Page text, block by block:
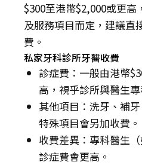
$300至港幣$2,000或更
及服務項目而定，建議直
費。
私家牙科診所牙醫收費
診症費：一般由港幣
高，視乎診所與醫生專
其他項目：洗牙、補
特殊項目會另加收費。
收費差異：專科醫生
診症費會更高。